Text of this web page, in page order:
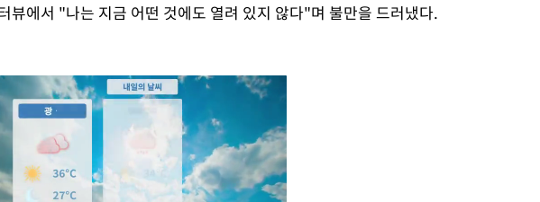
뷰에서 "나는 지금 어떤 것에도 열려 있지 않다"며 불만을 드러냈다.